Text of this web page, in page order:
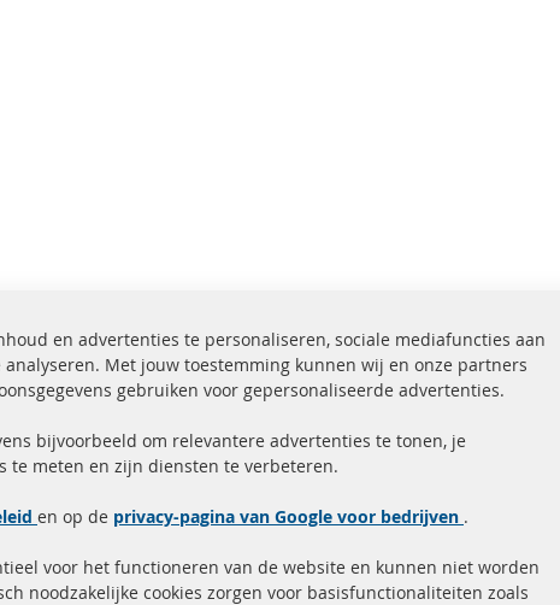
gehomologeerd met e-markering
reiniging
Kundenservice
Betaalmethoden
AGB
en advertenties te personaliseren, sociale mediafuncties aan
Met jouw toestemming kunnen wij en onze partners
gebruiken voor gepersonaliseerde advertenties.
bijvoorbeeld om relevantere advertenties te tonen, je
te meten en zijn diensten te verbeteren.
en op de privacy-pagina van Google voor bedrijven .
voor het functioneren van de website en kunnen niet worden
noodzakelijke cookies zorgen voor basisfunctionaliteiten zoals